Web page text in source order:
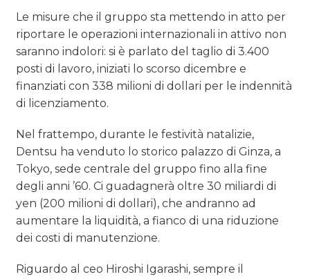
Le misure che il gruppo sta mettendo in atto per
riportare le operazioni internazionali in attivo non
saranno indolori: si è parlato del taglio di 3.400
posti di lavoro, iniziati lo scorso dicembre e
finanziati con 338 milioni di dollari per le indennità
di licenziamento.
Nel frattempo, durante le festività natalizie,
Dentsu ha venduto lo storico palazzo di Ginza, a
Tokyo, sede centrale del gruppo fino alla fine
degli anni ’60. Ci guadagnerà oltre 30 miliardi di
yen (200 milioni di dollari), che andranno ad
aumentare la liquidità, a fianco di una riduzione
dei costi di manutenzione.
Riguardo al ceo Hiroshi Igarashi, sempre il